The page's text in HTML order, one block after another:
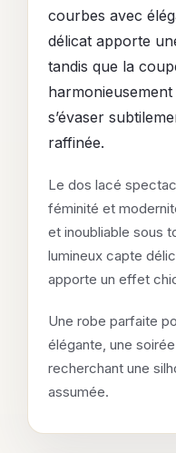
courbes avec
délicat apporte
tandis que la
s’évaser
raffinée.
Le dos lacé
féminité et
et inoubliable sous
lumineux capte
apporte un effet
Une robe parfaite
élégante, une
recherchant une
assumée.